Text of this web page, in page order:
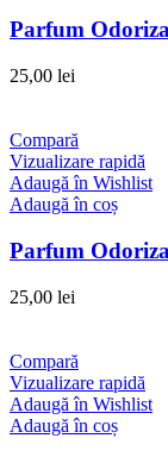
Parfum
25,00 lei
Compară
Vizualizare rapidă
Adaugă în Wishlist
Adaugă în coș
Parfum
25,00 lei
Compară
Vizualizare rapidă
Adaugă în Wishlist
Adaugă în coș